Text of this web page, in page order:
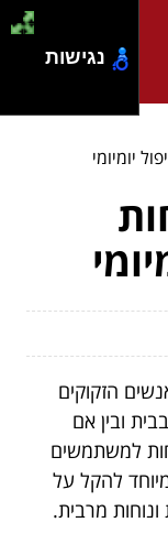
יומיומי
הזקוקים
ובין אם
למשתמשים
להקל על
מרבית.
נגישות